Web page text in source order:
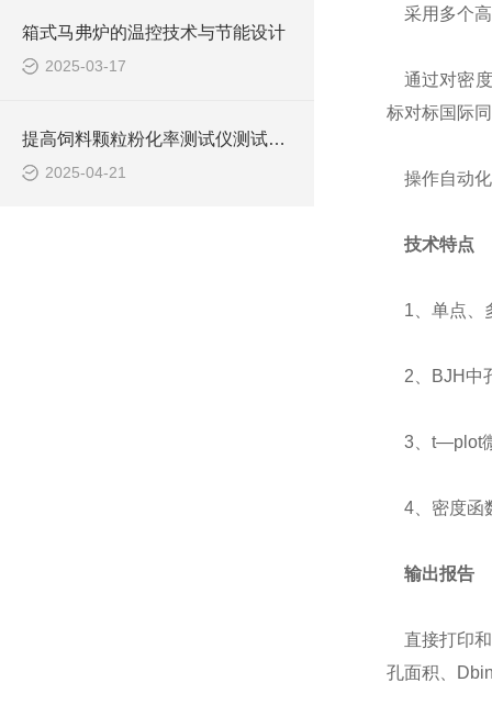
箱式马弗炉的温控技术与节能设计
2025-03-17
提高饲料颗粒粉化率测试仪测试精度的技术方法
2025-04-21
采用多个高
通过对密度
标对标国际
操作自动化
技术特点
1、单点、
2、BJH中
3、t―plot
4、密度函
输出报告
直接打印和
孔面积、